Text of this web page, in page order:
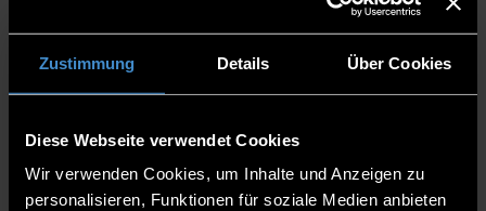
Zustimmung Details Über Cookies
Diese Webseite verwendet Cookies
Wir verwenden Cookies, um Inhalte und Anzeigen zu
personalisieren, Funktionen für soziale Medien anbieten
9.4.2025 |